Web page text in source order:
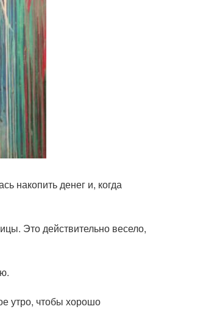
накопить денег и, когда
Это действительно весело,
утро, чтобы хорошо